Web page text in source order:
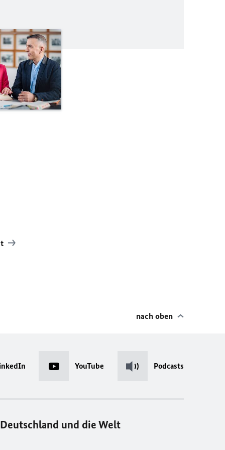
nach oben
YouTube Podcasts
Deutschland und die Welt